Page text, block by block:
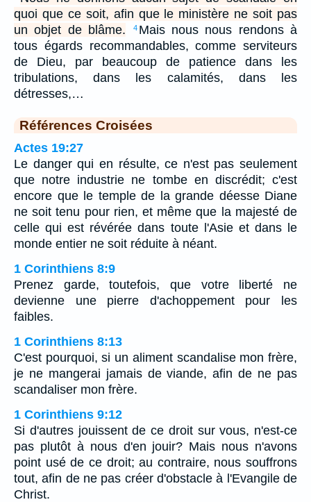
quoi que ce soit, afin que le ministère ne soit pas
un objet de blâme.
4 Mais nous nous rendons à
tous égards recommandables, comme serviteurs
de Dieu, par beaucoup de patience dans les
tribulations, dans les calamités, dans les
détresses,…
Références Croisées
Actes 19:27
Le danger qui en résulte, ce n'est pas seulement
que notre industrie ne tombe en discrédit; c'est
encore que le temple de la grande déesse Diane
ne soit tenu pour rien, et même que la majesté de
celle qui est révérée dans toute l'Asie et dans le
monde entier ne soit réduite à néant.
1 Corinthiens 8:9
Prenez garde, toutefois, que votre liberté ne
devienne une pierre d'achoppement pour les
faibles.
1 Corinthiens 8:13
C'est pourquoi, si un aliment scandalise mon frère,
je ne mangerai jamais de viande, afin de ne pas
scandaliser mon frère.
1 Corinthiens 9:12
Si d'autres jouissent de ce droit sur vous, n'est-ce
pas plutôt à nous d'en jouir? Mais nous n'avons
point usé de ce droit; au contraire, nous souffrons
tout, afin de ne pas créer d'obstacle à l'Evangile de
Christ.